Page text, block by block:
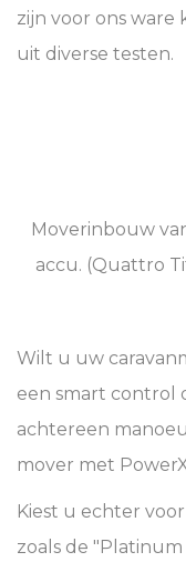
zijn voor ons ware
uit diverse testen.
Moverinbouw
accu. (Quattro
Wilt u uw
een smart control
achtereen
mover met
Kiest u echter
zoals de